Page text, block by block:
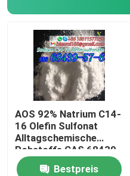
AOS 92% Natrium C14-
16 Olefin Sulfonat
Alltagschemische
Rohstoffe CAS 68439-
57-6
Bestpreis